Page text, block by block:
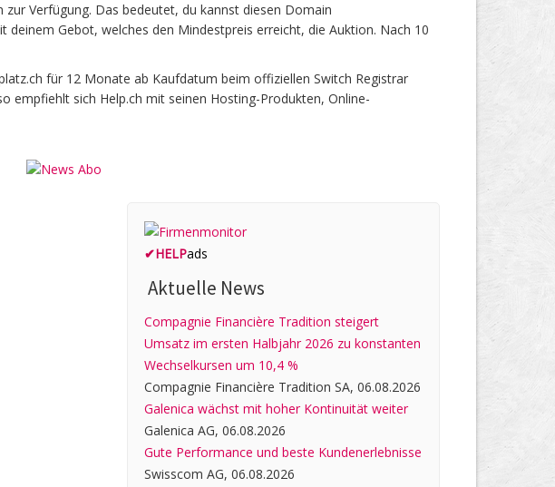
Verfügung. Das bedeutet, du kannst diesen Domain
Gebot, welches den Mindestpreis erreicht, die Auktion. Nach 10
für 12 Monate ab Kaufdatum beim offiziellen Switch Registrar
empfiehlt sich Help.ch mit seinen Hosting-Produkten, Online-
✔HELPads
Aktuelle News
Compagnie Financière Tradition steigert
Umsatz im ersten Halbjahr 2026 zu konstanten
Wechselkursen um 10,4 %
Compagnie Financière Tradition SA, 06.08.2026
Galenica wächst mit hoher Kontinuität weiter
Galenica AG, 06.08.2026
Gute Performance und beste Kundenerlebnisse
Swisscom AG, 06.08.2026